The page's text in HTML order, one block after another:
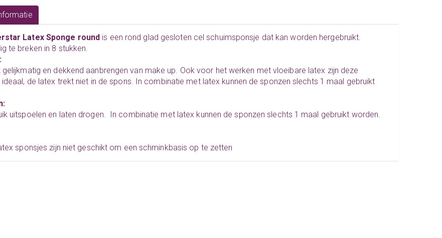
Latex Sponge round is een rond glad gesloten cel schuimsponsje dat kan worden hergebruikt.
te breken in 8 stukken.
en dekkend aanbrengen van make up. Ook voor het werken met vloeibare latex zijn deze
de latex trekt niet in de spons. In combinatie met latex kunnen de sponzen slechts 1 maal gebruikt
uitspoelen en laten drogen. In combinatie met latex kunnen de sponzen slechts 1 maal gebruikt worden.
sponsjes zijn niet geschikt om een schminkbasis op te zetten